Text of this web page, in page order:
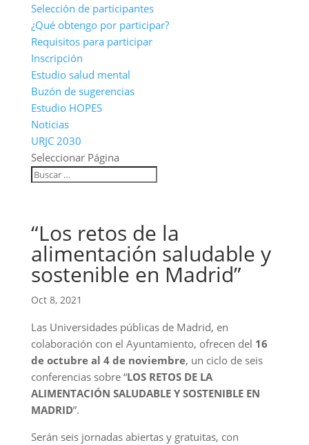
Selección de participantes
¿Qué obtengo por participar?
Requisitos para participar
Inscripción
Estudio salud mental
Buzón de sugerencias
Estudio HOPES
Noticias
URJC 2030
Seleccionar Página
“Los retos de la
alimentación saludable y
sostenible en Madrid”
Oct 8, 2021
Las Universidades públicas de Madrid, en
colaboración con el Ayuntamiento, ofrecen del 16
de octubre al 4 de noviembre, un ciclo de seis
conferencias sobre “LOS RETOS DE LA
ALIMENTACIÓN SALUDABLE Y SOSTENIBLE EN
MADRID”.
Serán seis jornadas abiertas y gratuitas, con